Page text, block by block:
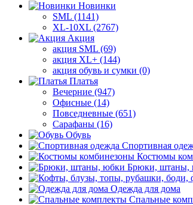
Новинки
SML (1141)
XL-10XL (2767)
Акция
акция SML (69)
акция XL+ (144)
акция обувь и сумки (0)
Платья
Вечерние (947)
Офисные (14)
Повседневные (651)
Сарафаны (16)
Обувь
Спортивная
Костюмы
Брюки, штаны,
Одежда для дома
Спальные